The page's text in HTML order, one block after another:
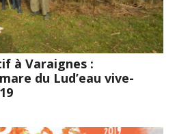
à Varaignes :
du Lud’eau vive-